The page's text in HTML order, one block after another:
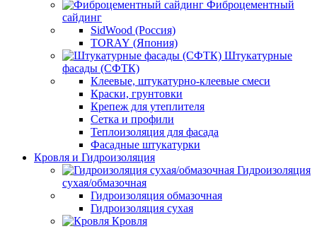
Фиброцементный
сайдинг
SidWood (Россия)
TORAY (Япония)
Штукатурные
фасады (СФТК)
Клеевые, штукатурно-клеевые смеси
Краски, грунтовки
Крепеж для утеплителя
Сетка и профили
Теплоизоляция для фасада
Фасадные штукатурки
Кровля и Гидроизоляция
Гидроизоляция
сухая/обмазочная
Гидроизоляция обмазочная
Гидроизоляция сухая
Кровля